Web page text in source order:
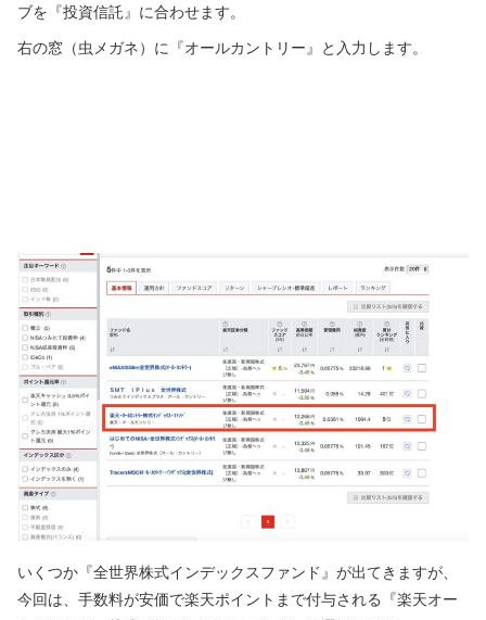
ブを『投資信託』に合わせます。
右の窓（虫メガネ）に『オールカントリー』と入力します。
いくつか『全世界株式インデックスファンド』が出てきますが、
今回は、手数料が安価で楽天ポイントまで付与される『楽天オー